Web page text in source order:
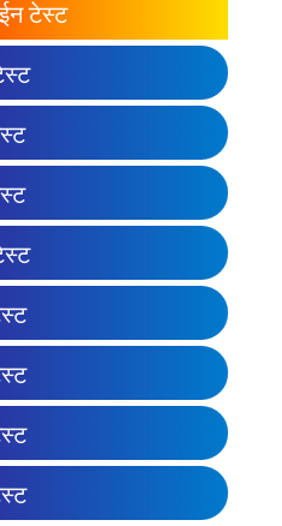
टेस्ट